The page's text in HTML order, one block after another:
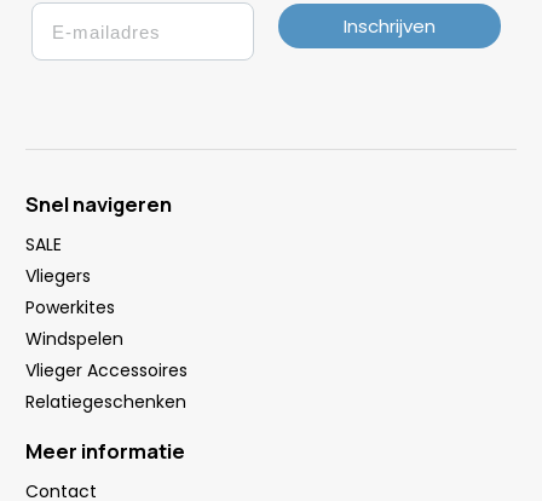
Email
Inschrijven
Snel navigeren
SALE
Vliegers
Powerkites
Windspelen
Vlieger Accessoires
Relatiegeschenken
Meer informatie
Contact